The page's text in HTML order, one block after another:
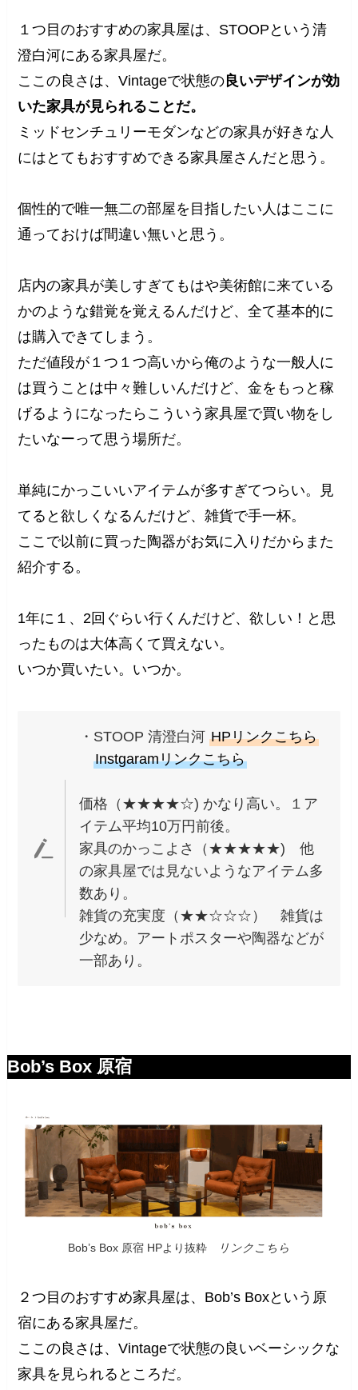
１つ目のおすすめの家具屋は、STOOPという清
澄白河にある家具屋だ。
ここの良さは、Vintageで状態の良いデザインが効
いた家具が見られることだ。
ミッドセンチュリーモダンなどの家具が好きな人
にはとてもおすすめできる家具屋さんだと思う。
個性的で唯一無二の部屋を目指したい人はここに
通っておけば間違い無いと思う。
店内の家具が美しすぎてもはや美術館に来ている
かのような錯覚を覚えるんだけど、全て基本的に
は購入できてしまう。
ただ値段が１つ１つ高いから俺のような一般人に
は買うことは中々難しいんだけど、金をもっと稼
げるようになったらこういう家具屋で買い物をし
たいなーって思う場所だ。
単純にかっこいいアイテムが多すぎてつらい。見
てると欲しくなるんだけど、雑貨で手一杯。
ここで以前に買った陶器がお気に入りだからまた
紹介する。
1年に１、2回ぐらい行くんだけど、欲しい！と思
ったものは大体高くて買えない。
いつか買いたい。いつか。
・STOOP 清澄白河 HPリンクこちら
Instgaramリンクこちら
価格（★★★★☆) かなり高い。１ア
イテム平均10万円前後。
家具のかっこよさ（★★★★★) 他
の家具屋では見ないようなアイテム多
数あり。
雑貨の充実度（★★☆☆☆） 雑貨は
少なめ。アートポスターや陶器などが
一部あり。
Bob’s Box 原宿
Bob’s Box 原宿 HPより抜粋 リンクこちら
２つ目のおすすめ家具屋は、Bob’s Boxという原
宿にある家具屋だ。
ここの良さは、Vintageで状態の良いベーシックな
家具を見られるところだ。